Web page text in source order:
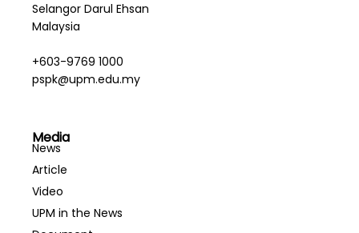
Selangor Darul Ehsan
Malaysia
+603-9769 1000
pspk@upm.edu.my
Media
News
Article
Video
UPM in the News